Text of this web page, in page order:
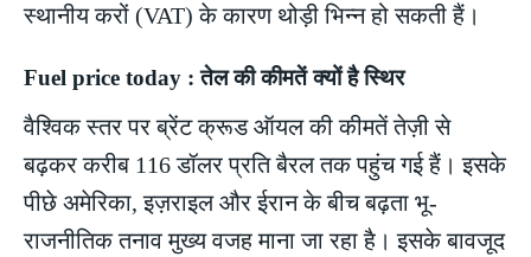
स्थानीय करों (VAT) के कारण थोड़ी भिन्न हो सकती हैं।
Fuel price today : तेल की कीमतें क्यों है स्थिर
वैश्विक स्तर पर ब्रेंट क्रूड ऑयल की कीमतें तेज़ी से
बढ़कर करीब 116 डॉलर प्रति बैरल तक पहुंच गई हैं। इसके
पीछे अमेरिका, इज़राइल और ईरान के बीच बढ़ता भू-
राजनीतिक तनाव मुख्य वजह माना जा रहा है। इसके बावजूद